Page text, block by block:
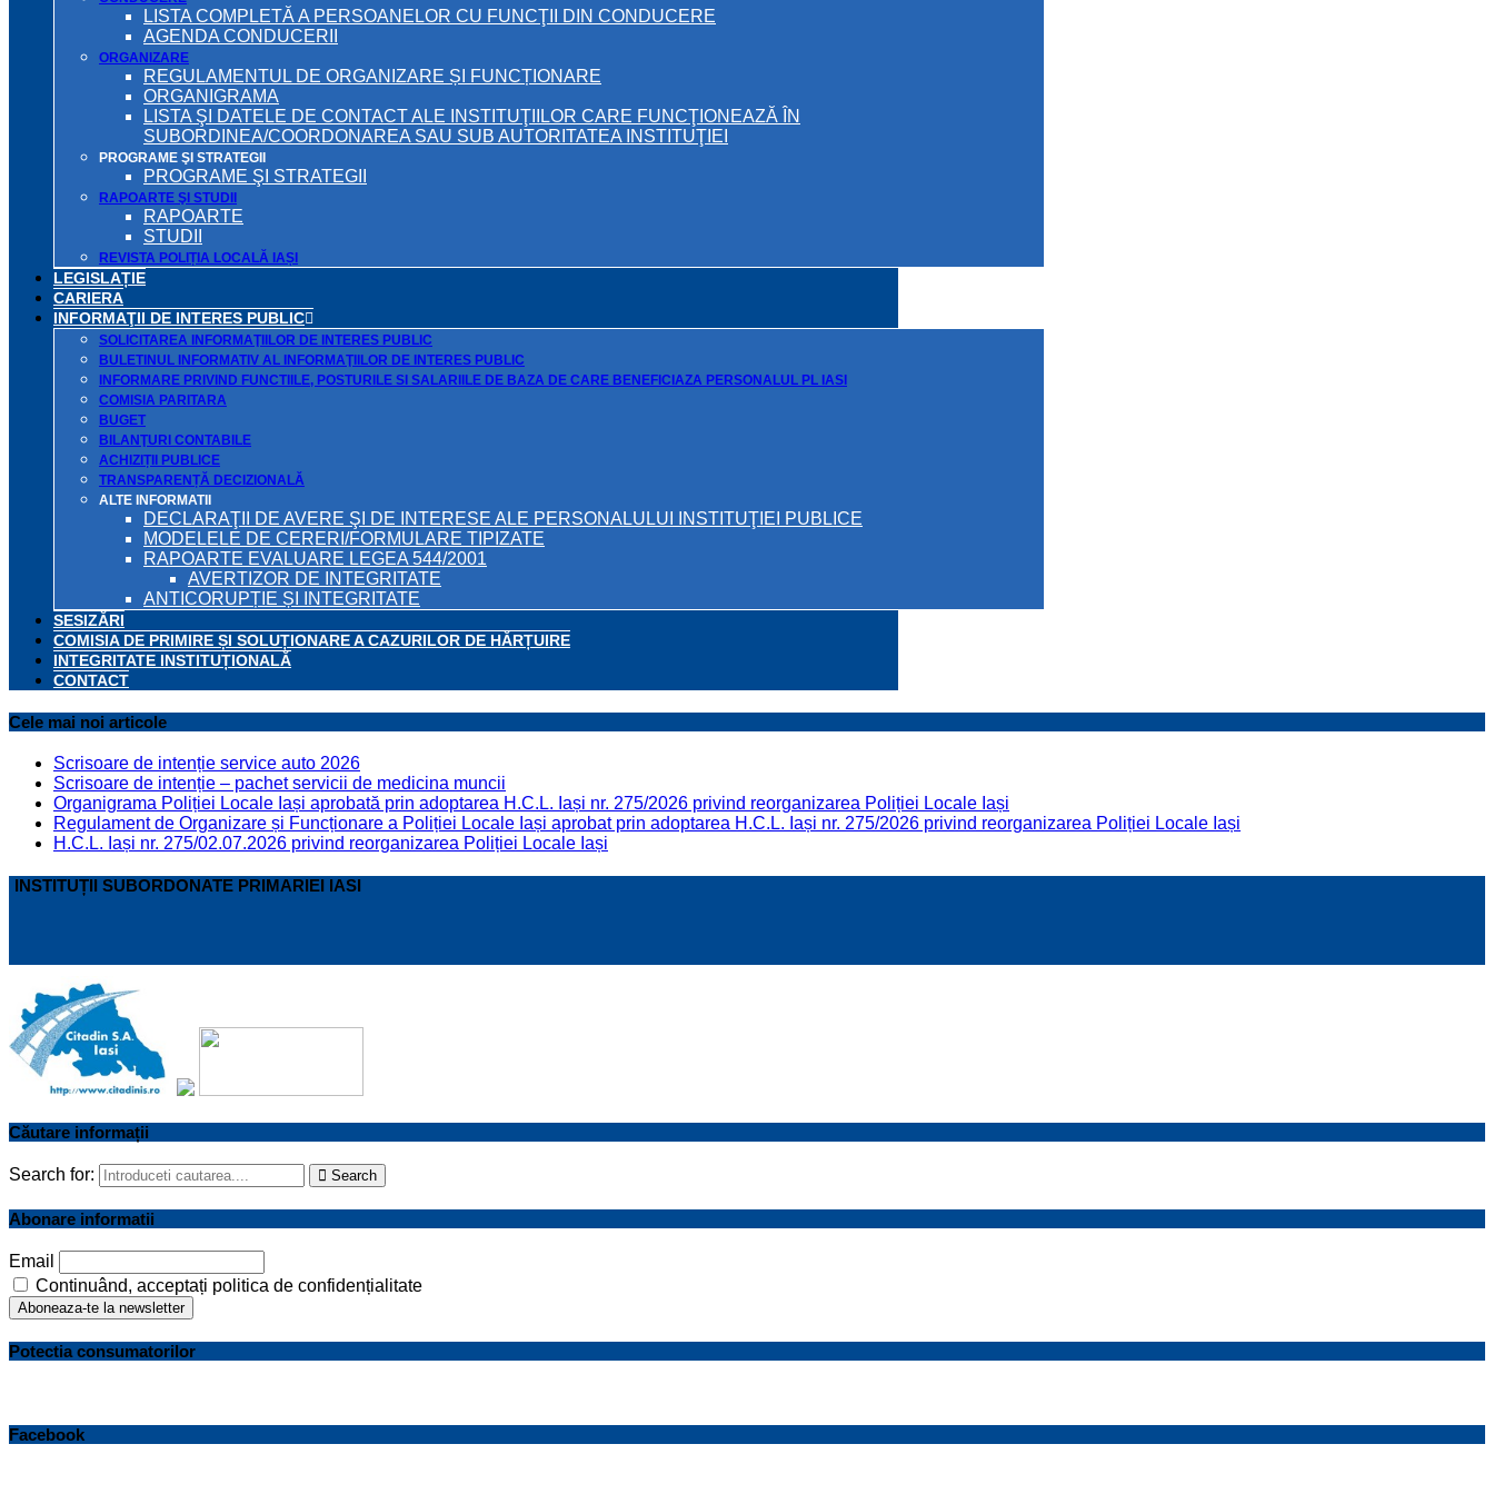
LISTA COMPLETĂ A PERSOANELOR CU FUNCŢII DIN CONDUCERE
AGENDA CONDUCERII
ORGANIZARE
REGULAMENTUL DE ORGANIZARE ȘI FUNCȚIONARE
ORGANIGRAMA
LISTA ŞI DATELE DE CONTACT ALE INSTITUŢIILOR CARE FUNCŢIONEAZĂ ÎN
SUBORDINEA/COORDONAREA SAU SUB AUTORITATEA INSTITUŢIEI
PROGRAME ŞI STRATEGII
PROGRAME ŞI STRATEGII
RAPOARTE ŞI STUDII
RAPOARTE
STUDII
REVISTA POLIȚIA LOCALĂ IAȘI
LEGISLAȚIE
CARIERA
INFORMAŢII DE INTERES PUBLIC
SOLICITAREA INFORMAŢIILOR DE INTERES PUBLIC
BULETINUL INFORMATIV AL INFORMAŢIILOR DE INTERES PUBLIC
INFORMARE PRIVIND FUNCTIILE, POSTURILE SI SALARIILE DE BAZA DE CARE BENEFICIAZA PERSONALUL PL IASI
COMISIA PARITARA
BUGET
BILANŢURI CONTABILE
ACHIZIȚII PUBLICE
TRANSPARENȚĂ DECIZIONALĂ
ALTE INFORMATII
DECLARAŢII DE AVERE ŞI DE INTERESE ALE PERSONALULUI INSTITUŢIEI PUBLICE
MODELELE DE CERERI/FORMULARE TIPIZATE
RAPOARTE EVALUARE LEGEA 544/2001
AVERTIZOR DE INTEGRITATE
ANTICORUPȚIE ȘI INTEGRITATE
SESIZĂRI
COMISIA DE PRIMIRE ȘI SOLUȚIONARE A CAZURILOR DE HĂRȚUIRE
INTEGRITATE INSTITUȚIONALĂ
CONTACT
Cele mai noi articole
Scrisoare de intenție service auto 2026
Scrisoare de intenție – pachet servicii de medicina muncii
Organigrama Poliției Locale Iași aprobată prin adoptarea H.C.L. Iași nr. 275/2026 privind reorganizarea Poliției Locale Iași
Regulament de Organizare și Funcționare a Poliției Locale Iași aprobat prin adoptarea H.C.L. Iași nr. 275/2026 privind reorganizarea Poliției Locale Iași
H.C.L. Iași nr. 275/02.07.2026 privind reorganizarea Poliției Locale Iași
INSTITUȚII SUBORDONATE PRIMARIEI IASI
Căutare informații
Search for: Search
Abonare informatii
Email
Continuând, acceptați politica de confidențialitate
Potectia consumatorilor
Facebook